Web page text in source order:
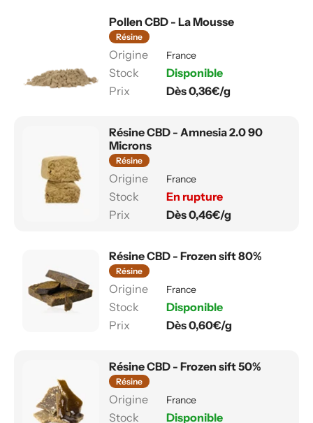
Pollen CBD - La Mousse
Résine
France
Disponible
Dès 0,36€/g
Résine CBD - Amnesia 2.0 90
Microns
Résine
France
En rupture
Dès 0,46€/g
Résine CBD - Frozen sift 80%
Résine
France
Disponible
Dès 0,60€/g
Résine CBD - Frozen sift 50%
Résine
France
Disponible